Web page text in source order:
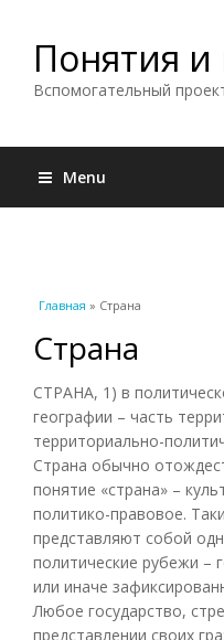
Понятия и
Вспомогательный
Menu
Вы здесь
Главная » Страна
Страна
СТРАНА, 1) в
географии – часть
территориально-
Страна обычно
понятие «страна» –
политико-правовое.
представляют собой
политические рубежи –
или иначе
Любое государство,
представлении своих